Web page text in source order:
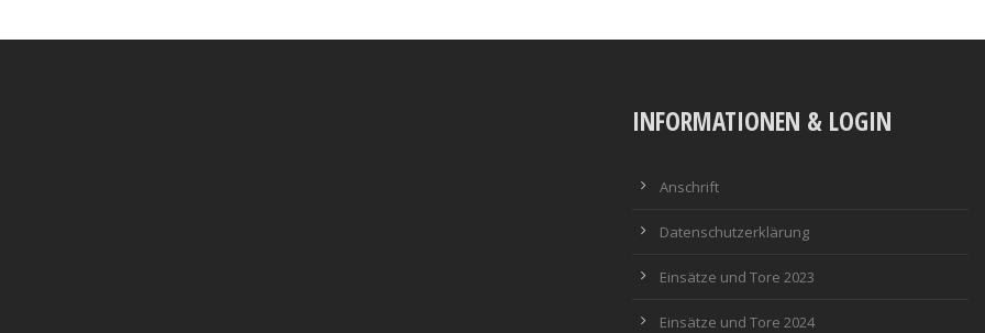
INFORMATIONEN & LOGIN
Anschrift
Datenschutzerklärung
Einsätze und Tore 2023
Einsätze und Tore 2024